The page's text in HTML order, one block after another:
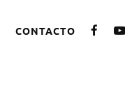
CONTACTO